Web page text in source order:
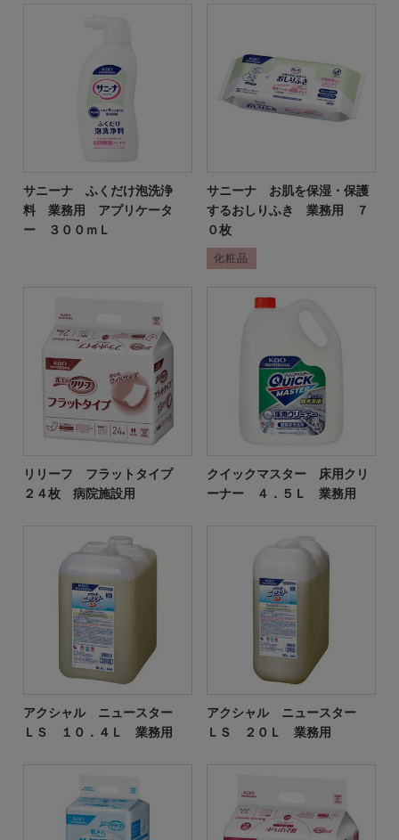
サニーナ ふくだけ泡洗浄
料 業務用 アプリケータ
ー ３００ｍＬ
サニーナ お肌を保湿・保護
するおしりふき 業務用 ７
０枚
化粧品
リリーフ フラットタイプ
２４枚 病院施設用
クイックマスター 床用クリ
ーナー ４．５Ｌ 業務用
アクシャル ニュースター
ＬＳ １０．４Ｌ 業務用
アクシャル ニュースター
ＬＳ ２０Ｌ 業務用